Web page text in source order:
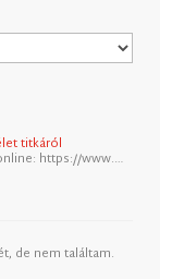
titkáról
https://www.…
de nem találtam.